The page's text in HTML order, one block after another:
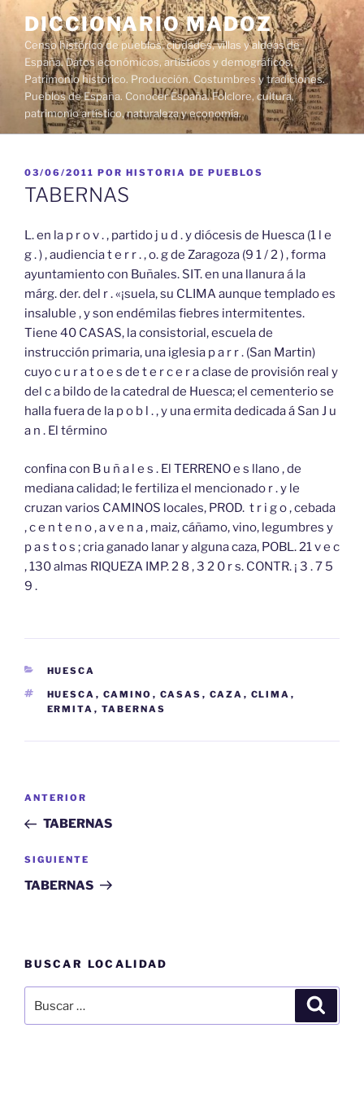
contenido
DICCIONARIO MADOZ
Censo histórico de pueblos, ciudades, villas y aldeas de
España. Datos económicos, artísticos y demográficos.
Patrimonio histórico. Producción. Costumbres y tradiciones.
Pueblos de España. Conocer España. Folclore, cultura,
patrimonio artístico, naturaleza y economía.
PUBLICADO
EL
03/06/2011 POR HISTORIA DE PUEBLOS
TABERNAS
L. en la p r o v . , partido j u d . y diócesis de Huesca (1 l e
g . ) , audiencia t e r r . , o. g de Zaragoza (9 1 / 2 ) , forma
ayuntamiento con Buñales. SIT. en una llanura á la
márg. der. del r . «¡suela, su CLIMA aunque templado es
insaluble , y son endémilas fiebres intermitentes.
Tiene 40 CASAS, la consistorial, escuela de
instrucción primaria, una iglesia p a r r . (San Martin)
cuyo c u r a t o e s de t e r c e r a clase de provisión real y
del c a bildo de la catedral de Huesca; el cementerio se
halla fuera de la p o b l . , y una ermita dedicada á San J u
a n . El término
confina con B u ñ a l e s . El TERRENO e s llano , de
mediana calidad; le fertiliza el mencionado r . y le
cruzan varios CAMINOS locales, PROD. t r i g o , cebada
, c e n t e n o , a v e n a , maiz, cáñamo, vino, legumbres y
p a s t o s ; cria ganado lanar y alguna caza, POBL. 21 v e c
, 130 almas RIQUEZA IMP. 2 8 , 3 2 0 r s. CONTR. ¡ 3 . 7 5
9 .
CATEGORÍAS
HUESCA
ETIQUETAS
HUESCA , CAMINO , CASAS , CAZA , CLIMA ,
ERMITA , TABERNAS
Navegación
entradas
Entrada
anterior:
ANTERIOR
TABERNAS
Siguiente
entrada
SIGUIENTE
TABERNAS
BUSCAR LOCALIDAD
por: